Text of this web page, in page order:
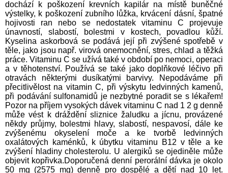
dochází k poškození krevních kapilár na místě buněčné
výstelky, k poškození zubního lůžka, krvácení dásní, špatné
hojivosti ran nebo se nedostatek vitaminu C projevuje
únavností, slabostí, bolestmi v kostech, povadlou kůží.
Kyselina askorbová se podává její při zvýšené spotřebě v
těle, jako jsou např. virová onemocnění, stres, chlad a těžká
práce. Vitaminu C se užívá také v období po nemoci, operaci
a v těhotenství. Používá se také jako doplňkové léčivo při
otravách některými dusíkatými barvivy. Nepodáváme při
přecitlivělost na vitamin C, při výskytu ledvinných kamenů,
při podávání sulfonamidů je nezbytné poradit se s lékařem!
Pozor na příjem vysokých dávek vitaminu C nad 1 2 g denně
může vést k dráždění sliznice žaludku a jícnu, provázené
někdy průjmy, bolestmi hlavy, slabostí, nespavosí, dále ke
zvýšenému okyselení moče a ke tvorbě ledvinných
oxalátových kaménků, k úbytku vitaminu B12 v těle a ke
zvýšení hladiny cholesterolu. U alergiků se ojediněle může
objevit kopřivka.Doporučená denní perorální dávka je okolo
50 mg (2575 mg) denně pro dospělé a dětí nad 10 let.